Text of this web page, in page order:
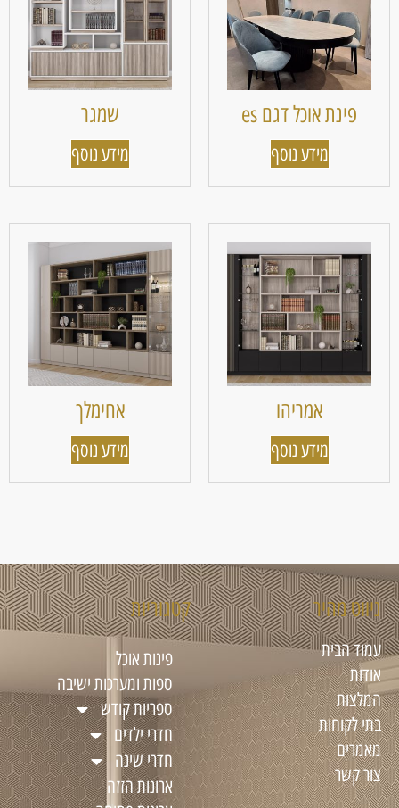
פינת אוכל דגם es
מידע נוסף
שמגר
מידע נוסף
אמריהו
מידע נוסף
אחימלך
מידע נוסף
ניווט מהיר
עמוד הבית
אודות
המלצות
בתי לקוחות
מאמרים
צור קשר
קטגוריות
פינות אוכל
ספות ומערכות ישיבה
ספריות קודש
חדרי ילדים
חדרי שינה
ארונות הזזה